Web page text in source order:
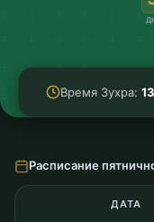
Время Зухра:
Расписание
ДАТА